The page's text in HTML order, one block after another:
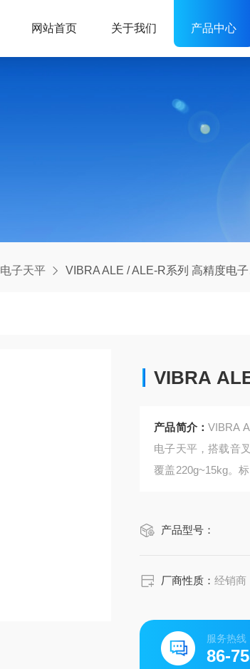
网站首页 关于我们 产品中心
电子天平 VIBRA ALE / ALE‑R系列 高精度电子天平
VIBRA
产品简介：VIBRA
电子天平，搭载音
覆盖220g~15kg。
产品型号：
厂商性质：经销商
服务热线
86-